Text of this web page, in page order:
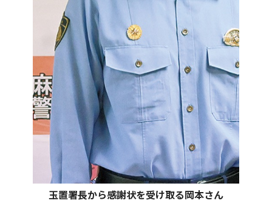
玉置署長から感謝状を受け取る岡本さん